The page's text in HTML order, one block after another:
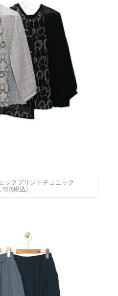
ックプリントチュニック
税込)